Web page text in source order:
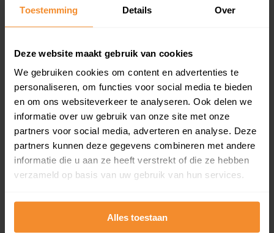
Toestemming Details Over
Deze website maakt gebruik van cookies
We gebruiken cookies om content en advertenties te
personaliseren, om functies voor social media te bieden
en om ons websiteverkeer te analyseren. Ook delen we
informatie over uw gebruik van onze site met onze
partners voor social media, adverteren en analyse. Deze
partners kunnen deze gegevens combineren met andere
informatie die u aan ze heeft verstrekt of die ze hebben
verzameld op basis van uw gebruik van hun services.
Alles toestaan
Een overzicht van alle verkochte woningen (koopsom
en koopdatum) binnen een postcodegebied. Dit
koopsommen.
Bekijk product
Direct leverbaar
Alleen globale ligging perceel